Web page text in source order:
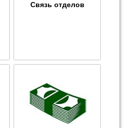
Связь отделов